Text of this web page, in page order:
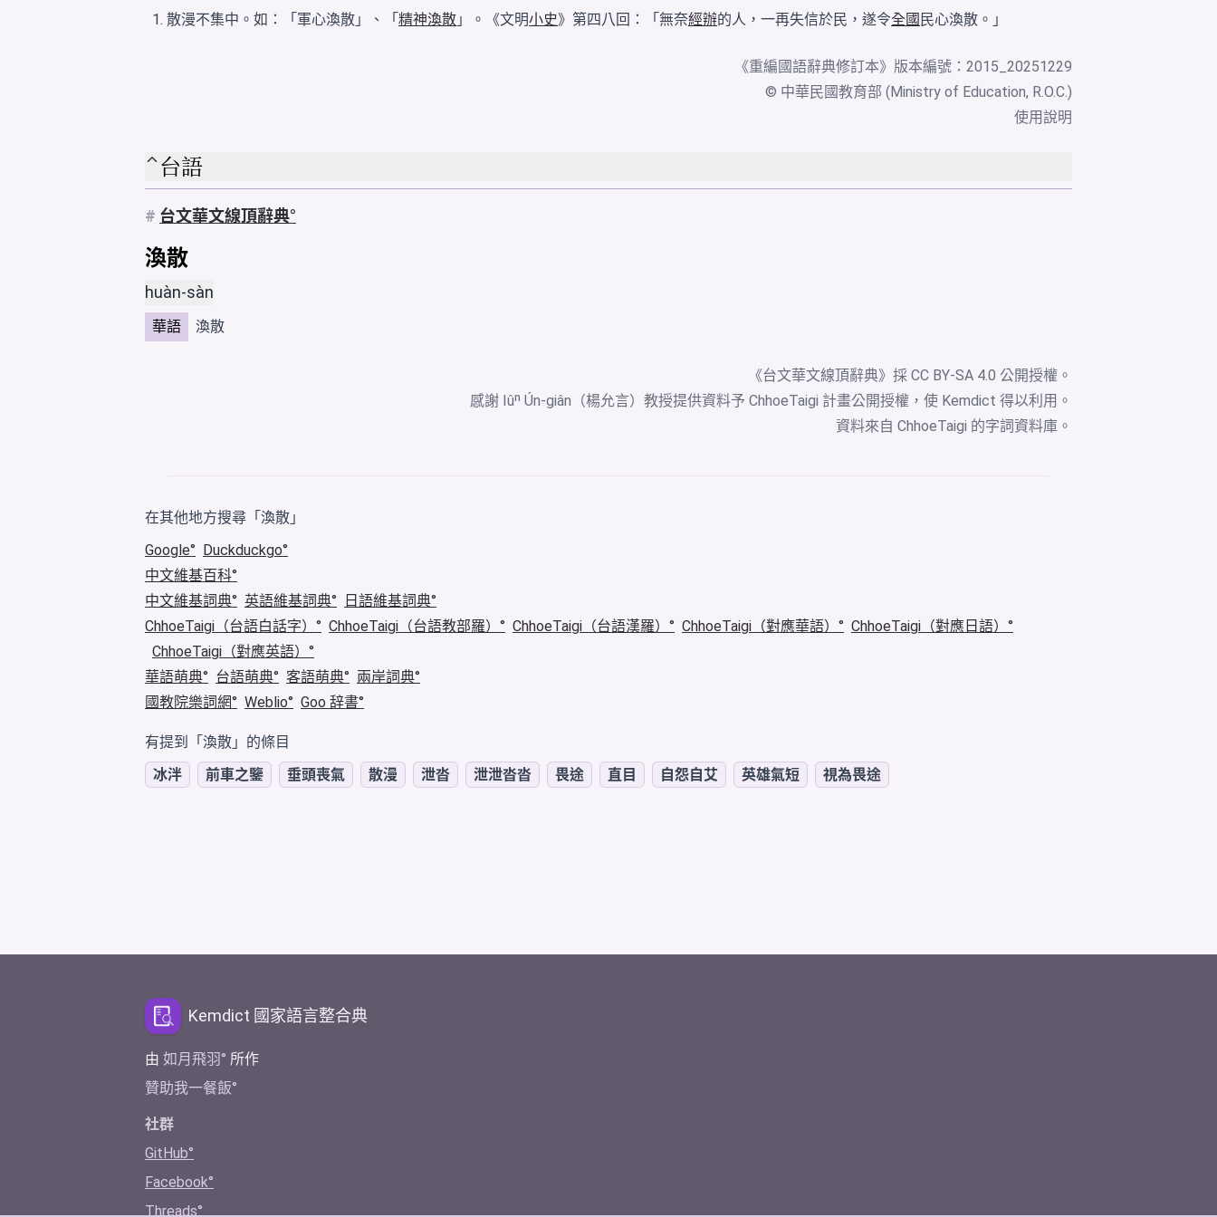
散漫不集中。如：「軍心渙散」、「 精神渙散 」。《文明小史》第四八回：「無奈經辦的人，一再失信於民，遂令全國 民心渙散。」
《重編國語辭典修訂本》版本編號：2015_20251229
© 中華民國教育部 (Ministry of Education, R.O.C.)
使用說明
台語
# 台文華文線頂辭典
渙散
huàn-sàn
華語 渙散
《台文華文線頂辭典》採 CC BY-SA 4.0 公開授權。
感謝 Iûⁿ Ún-giân（楊允言）教授提供資料予 ChhoeTaigi 計畫公開授權，使 Kemdict 得以利用。
資料來自 ChhoeTaigi 的字詞資料庫 。
在其他地方搜尋「渙散」
Google
Duckduckgo
中文維基百科
中文維基詞典
英語維基詞典
日語維基詞典
ChhoeTaigi（台語白話字）
ChhoeTaigi（台語教部羅） ChhoeTaigi（台語漢羅） ChhoeTaigi（對應華語）
ChhoeTaigi（對應日語）
ChhoeTaigi（對應英語）
華語萌典
台語萌典 客語萌典
兩岸詞典
國教院樂詞網
Weblio Goo 辞書
有提到「渙散」的條目
冰泮
前車之鑒 垂頭喪氣 散漫 泄沓 泄泄沓沓 畏途 直目 自怨自艾 英雄氣短 視為畏途
Kemdict 國家語言整合典
由 如月飛羽
所作
贊助我一餐飯
社群
GitHub
Facebook
Threads